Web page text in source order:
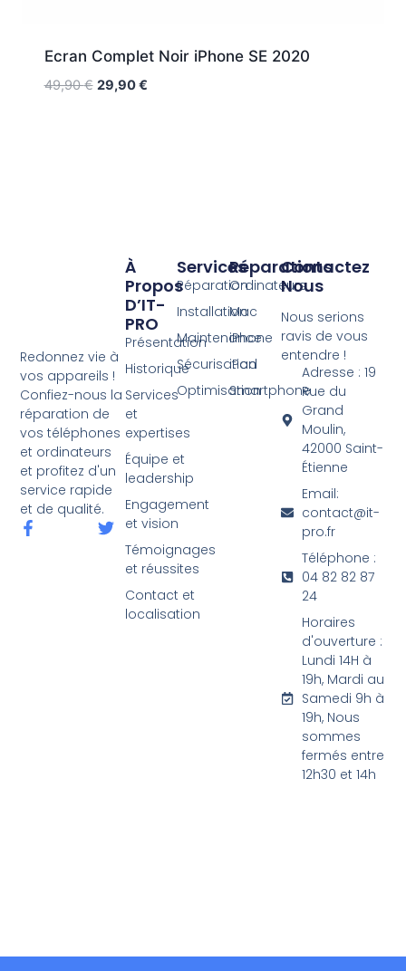
Ecran Complet Noir iPhone SE 2020
49,90€ 29,90€
Redonnez vie à
vos appareils !
Confiez-nous la
réparation de
vos téléphones
et ordinateurs
et profitez d'un
service rapide
et de qualité.
Réparations
Ordinateurs
Mac
iPhone
iPad
Smartphone
Services
Réparation
Installation
Maintenance
Sécurisation
Optimisation
À
Propos
D’IT-
PRO
Présentation
Historique
Services
et
expertises
Équipe et
leadership
Engagement
et vision
Témoignages
et réussites
Contact et
localisation
Contactez
Nous
Nous serions
ravis de vous
entendre !
Adresse : 19
Rue du
Grand
Moulin,
42000 Saint-
Étienne
Email:
contact@it-
pro.fr
Téléphone :
04 82 82 87
24
Horaires
d'ouverture :
Lundi 14H à
19h, Mardi au
Samedi 9h à
19h, Nous
sommes
fermés entre
12h30 et 14h